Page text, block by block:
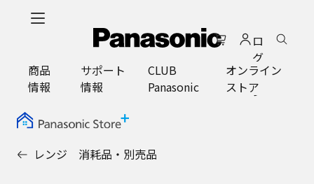
ロ
グ
イ
ン
商品
情報
サポート
情報
CLUB
Panasonic
オンライン
ストア
レンジ 消耗品・別売品